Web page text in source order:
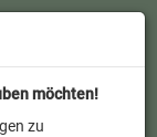
möchten!
zu